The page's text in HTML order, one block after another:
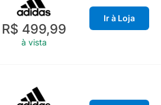
R$ 499,99
à vista
Ir à Loja